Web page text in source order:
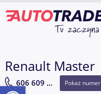
Renault Master
606 609 ... Pokaż numer